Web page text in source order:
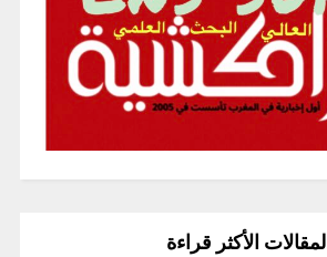
المقالات الأكثر قراءة